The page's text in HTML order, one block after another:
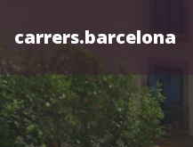
carrers.barcelona